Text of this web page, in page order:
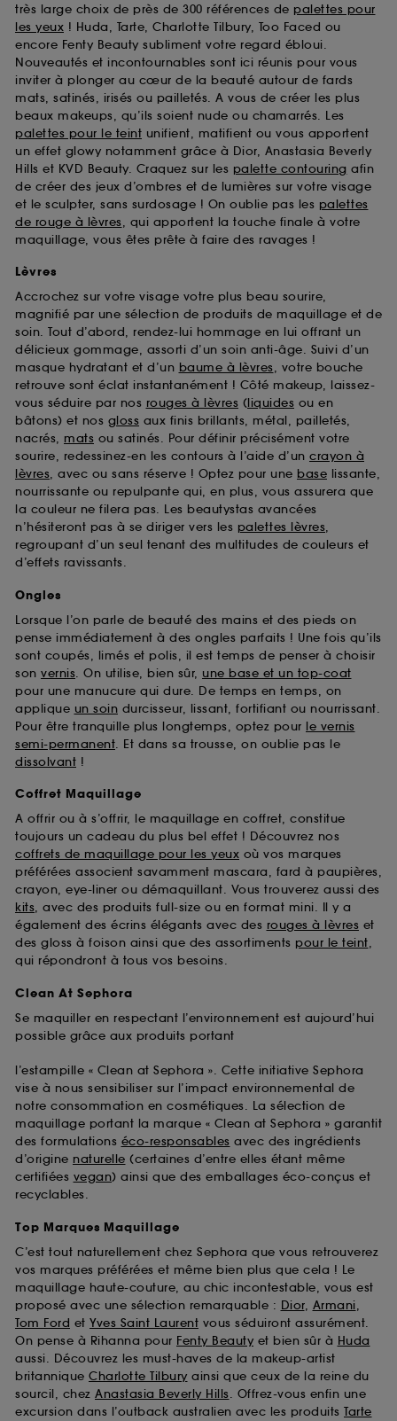
très large choix de près de 300 références de palettes pour
les yeux ! Huda, Tarte, Charlotte Tilbury, Too Faced ou
encore Fenty Beauty subliment votre regard ébloui.
Nouveautés et incontournables sont ici réunis pour vous
inviter à plonger au cœur de la beauté autour de fards
mats, satinés, irisés ou pailletés. A vous de créer les plus
beaux makeups, qu’ils soient nude ou chamarrés. Les
palettes pour le teint unifient, matifient ou vous apportent
un effet glowy notamment grâce à Dior, Anastasia Beverly
Hills et KVD Beauty. Craquez sur les palette contouring afin
de créer des jeux d’ombres et de lumières sur votre visage
et le sculpter, sans surdosage ! On oublie pas les palettes
de rouge à lèvres, qui apportent la touche finale à votre
maquillage, vous êtes prête à faire des ravages !
Lèvres
Accrochez sur votre visage votre plus beau sourire,
magnifié par une sélection de produits de maquillage et de
soin. Tout d’abord, rendez-lui hommage en lui offrant un
délicieux gommage, assorti d’un soin anti-âge. Suivi d’un
masque hydratant et d’un baume à lèvres, votre bouche
retrouve sont éclat instantanément ! Côté makeup, laissez-
vous séduire par nos rouges à lèvres (liquides ou en
bâtons) et nos gloss aux finis brillants, métal, pailletés,
nacrés, mats ou satinés. Pour définir précisément votre
sourire, redessinez-en les contours à l’aide d’un crayon à
lèvres, avec ou sans réserve ! Optez pour une base lissante,
nourrissante ou repulpante qui, en plus, vous assurera que
la couleur ne filera pas. Les beautystas avancées
n’hésiteront pas à se diriger vers les palettes lèvres,
regroupant d’un seul tenant des multitudes de couleurs et
d’effets ravissants.
Ongles
Lorsque l’on parle de beauté des mains et des pieds on
pense immédiatement à des ongles parfaits ! Une fois qu’ils
sont coupés, limés et polis, il est temps de penser à choisir
son vernis. On utilise, bien sûr, une base et un top-coat
pour une manucure qui dure. De temps en temps, on
applique un soin durcisseur, lissant, fortifiant ou nourrissant.
Pour être tranquille plus longtemps, optez pour le vernis
semi-permanent. Et dans sa trousse, on oublie pas le
dissolvant !
Coffret Maquillage
A offrir ou à s’offrir, le maquillage en coffret, constitue
toujours un cadeau du plus bel effet ! Découvrez nos
coffrets de maquillage pour les yeux où vos marques
préférées associent savamment mascara, fard à paupières,
crayon, eye-liner ou démaquillant. Vous trouverez aussi des
kits, avec des produits full-size ou en format mini. Il y a
également des écrins élégants avec des rouges à lèvres et
des gloss à foison ainsi que des assortiments pour le teint,
qui répondront à tous vos besoins.
Clean At Sephora
Se maquiller en respectant l’environnement est aujourd’hui
possible grâce aux produits portant
l’estampille « Clean at Sephora ». Cette initiative Sephora
vise à nous sensibiliser sur l’impact environnemental de
notre consommation en cosmétiques. La sélection de
maquillage portant la marque « Clean at Sephora » garantit
des formulations éco-responsables avec des ingrédients
d’origine naturelle (certaines d’entre elles étant même
certifiées vegan) ainsi que des emballages éco-conçus et
recyclables.
Top Marques Maquillage
C’est tout naturellement chez Sephora que vous retrouverez
vos marques préférées et même bien plus que cela ! Le
maquillage haute-couture, au chic incontestable, vous est
proposé avec une sélection remarquable : Dior, Armani,
Tom Ford et Yves Saint Laurent vous séduiront assurément.
On pense à Rihanna pour Fenty Beauty et bien sûr à Huda
aussi. Découvrez les must-haves de la makeup-artist
britannique Charlotte Tilbury ainsi que ceux de la reine du
sourcil, chez Anastasia Beverly Hills. Offrez-vous enfin une
excursion dans l’outback australien avec les produits Tarte